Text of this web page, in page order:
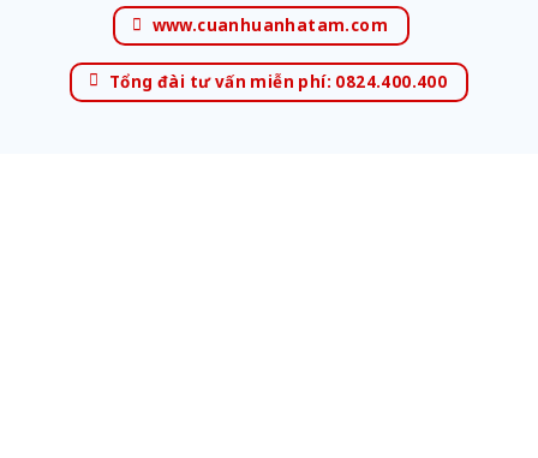
www.cuanhuanhatam.com
Tổng đài tư vấn miễn phí: 0824.400.400